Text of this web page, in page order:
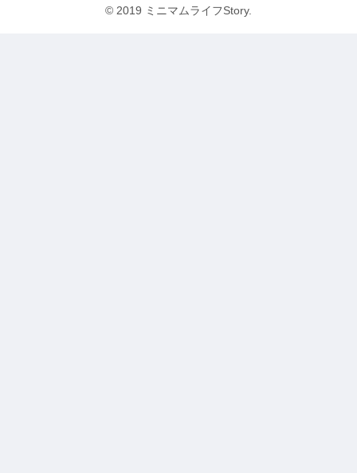
© 2019 ミニマムライフStory.